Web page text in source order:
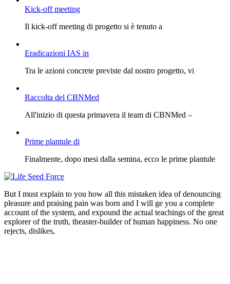
Kick-off meeting
Il kick-off meeting di progetto si è tenuto a
Eradicazioni IAS in
Tra le azioni concrete previste dal nostro progetto, vi
Raccolta del CBNMed
All'inizio di questa primavera il team di CBNMed –
Prime plantule di
Finalmente, dopo mesi dalla semina, ecco le prime plantule
But I must explain to you how all this mistaken idea of denouncing
pleasure and praising pain was born and I will ge you a complete
account of the system, and expound the actual teachings of the great
explorer of the truth, theaster-builder of human happiness. No one
rejects, dislikes,